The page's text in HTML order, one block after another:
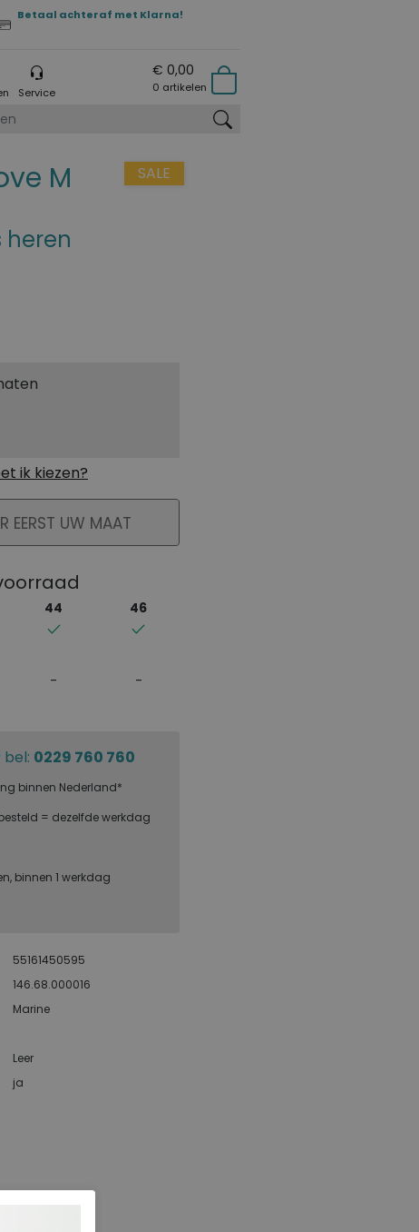
Betaal achteraf met Klarna!
Service
€ 0,00
0 artikelen
SALE
M
heren
ik kiezen?
EERST UW MAAT
44
46
bel: 0229 760 760
binnen Nederland*
= dezelfde werkdag
binnen 1 werkdag
55161450595
146.68.000016
Marine
Leer
ja